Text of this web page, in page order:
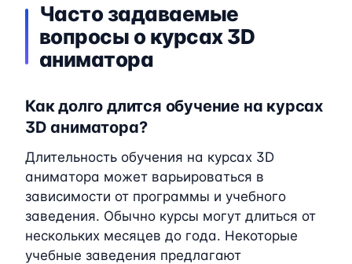
Часто задаваемые
вопросы о курсах 3D
аниматора
Как долго длится обучение на курсах
3D аниматора?
Длительность обучения на курсах 3D
аниматора может варьироваться в
зависимости от программы и учебного
заведения. Обычно курсы могут длиться от
нескольких месяцев до года. Некоторые
учебные заведения предлагают